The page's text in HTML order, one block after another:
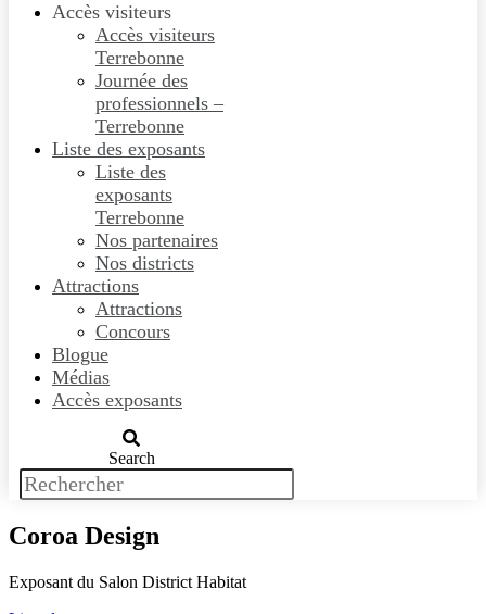
Accès visiteurs
Accès visiteurs
Terrebonne
Journée des
professionnels –
Terrebonne
Liste des exposants
Liste des
exposants
Terrebonne
Nos partenaires
Nos districts
Attractions
Attractions
Concours
Blogue
Médias
Accès exposants
Search
Coroa Design
Exposant du Salon District Habitat